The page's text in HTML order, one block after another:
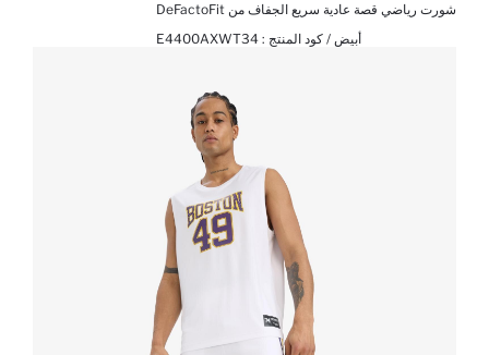
شورت رياضي قصة عادية سريع الجفاف من DeFactoFit
أبيض / كود المنتج : E4400AXWT34